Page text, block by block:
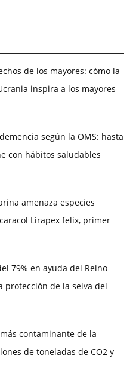
de los mayores: cómo la
inspira a los mayores
según la OMS: hasta
con hábitos saludables
amenaza especies
Lirapex felix, primer
79% en ayuda del Reino
protección de la selva del
contaminante de la
de toneladas de CO2 y